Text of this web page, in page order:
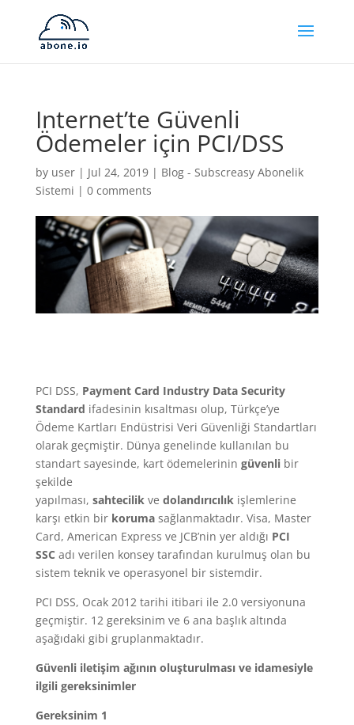
Internet’te Güvenli
Ödemeler için PCI/DSS
by user| Jul 24, 2019| Blog - Subscreasy Abonelik
Sistemi | 0 comments
PCI DSS, Payment Card Industry Data Security
Standard ifadesinin kısaltması olup, Türkçe’ye
Ödeme Kartları Endüstrisi Veri Güvenliği Standartları
olarak geçmiştir. Dünya genelinde kullanılan bu
standart sayesinde, kart ödemelerinin güvenli bir
şekilde
yapılması, sahtecilik ve dolandırıcılık işlemlerine
karşı etkin bir korumasağlanmaktadır. Visa, Master
Card, American Express ve JCB’nin yer aldığı PCI
SSC adı verilen konsey tarafından kurulmuş olan bu
sistem teknik ve operasyonel bir sistemdir.
PCI DSS, Ocak 2012 tarihi itibari ile 2.0 versiyonuna
geçmiştir. 12 gereksinim ve 6 ana başlık altında
aşağıdaki gibi gruplanmaktadır.
Güvenli iletişim ağının oluşturulması ve idamesiyle
ilgili gereksinimler
Gereksinim 1